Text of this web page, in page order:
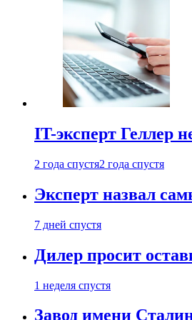
IT-эксперт Геллер
2 года спустя2 года спустя
Эксперт назвал
7 дней спустя
Дилер просит
1 неделя спустя
Завод имени